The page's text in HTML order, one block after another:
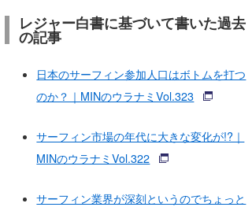
レジャー白書に基づいて書いた過去
の記事
日本のサーフィン参加人口はボトムを打つ
のか？｜MINのウラナミVol.323
サーフィン市場の年代に大きな変化が!?｜
MINのウラナミVol.322
サーフィン業界が深刻というのでちょっと